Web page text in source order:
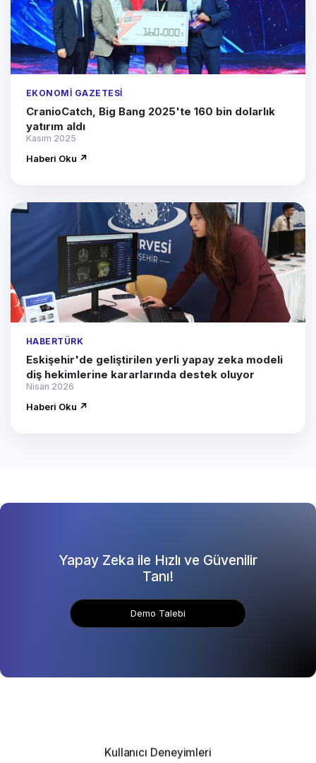
EKONOMI GAZETESI
CranioCatch, Big Bang 2025'te 160 bin dolarlık
yatırım aldı
Kasım 2025
Haberi Oku ↗
HABERTÜRK
Eskişehir'de geliştirilen yerli yapay zeka modeli
diş hekimlerine kararlarında destek oluyor
Nisan 2026
Haberi Oku ↗
Yapay Zeka ile Hızlı ve Güvenilir
Tanı!
Demo Talebi
Kullanıcı Deneyimleri